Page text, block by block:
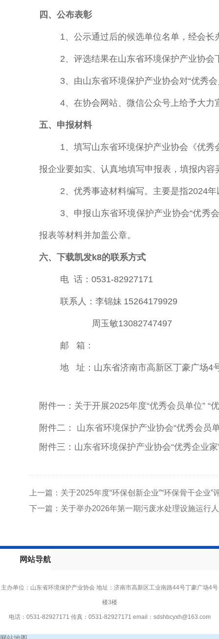
四、公布表彰
1、公示通过后的候选单位名单，经会长
2、评选结果在山东省环境保护产业协
3、由山东省环境保护产业协会对“优秀
4、在协会网站、微信公众号上给予大
五、申报材料
1、填写山东省环境保护产业协会《优
报企业要如实、认真地填写申报表，填报内
2、优秀事迹材料编写。主要是指2024
3、申报山东省环境保护产业协会“优秀
报表等材料并加盖公章。
六、下载凯发k8的联系方式
电 话： 0531-82927171
联系人：李锦妹 15264179929
周玉敏13082747497
邮 箱：
地址：山东省济南市高新区丁豪广场4
附件一： 关于开展2025年度“优秀会员单位” “
附件二： 山东省环境保护产业协会“优秀会员
附件三： 山东省环境保护产业协会“优秀企业
上一篇：关于2025年度“环保创新企业”“环保骨干企业”
下一篇：关于举办2026年第一期污废水处理设施运行
网站导航
主办单位：山东省环境保护产业协会 地址：济南市高新区工业南路44号丁豪广场4号
楼3楼
电话：0531-82927171 传真：0531-82927171 email： sdshbcyxh@163.com